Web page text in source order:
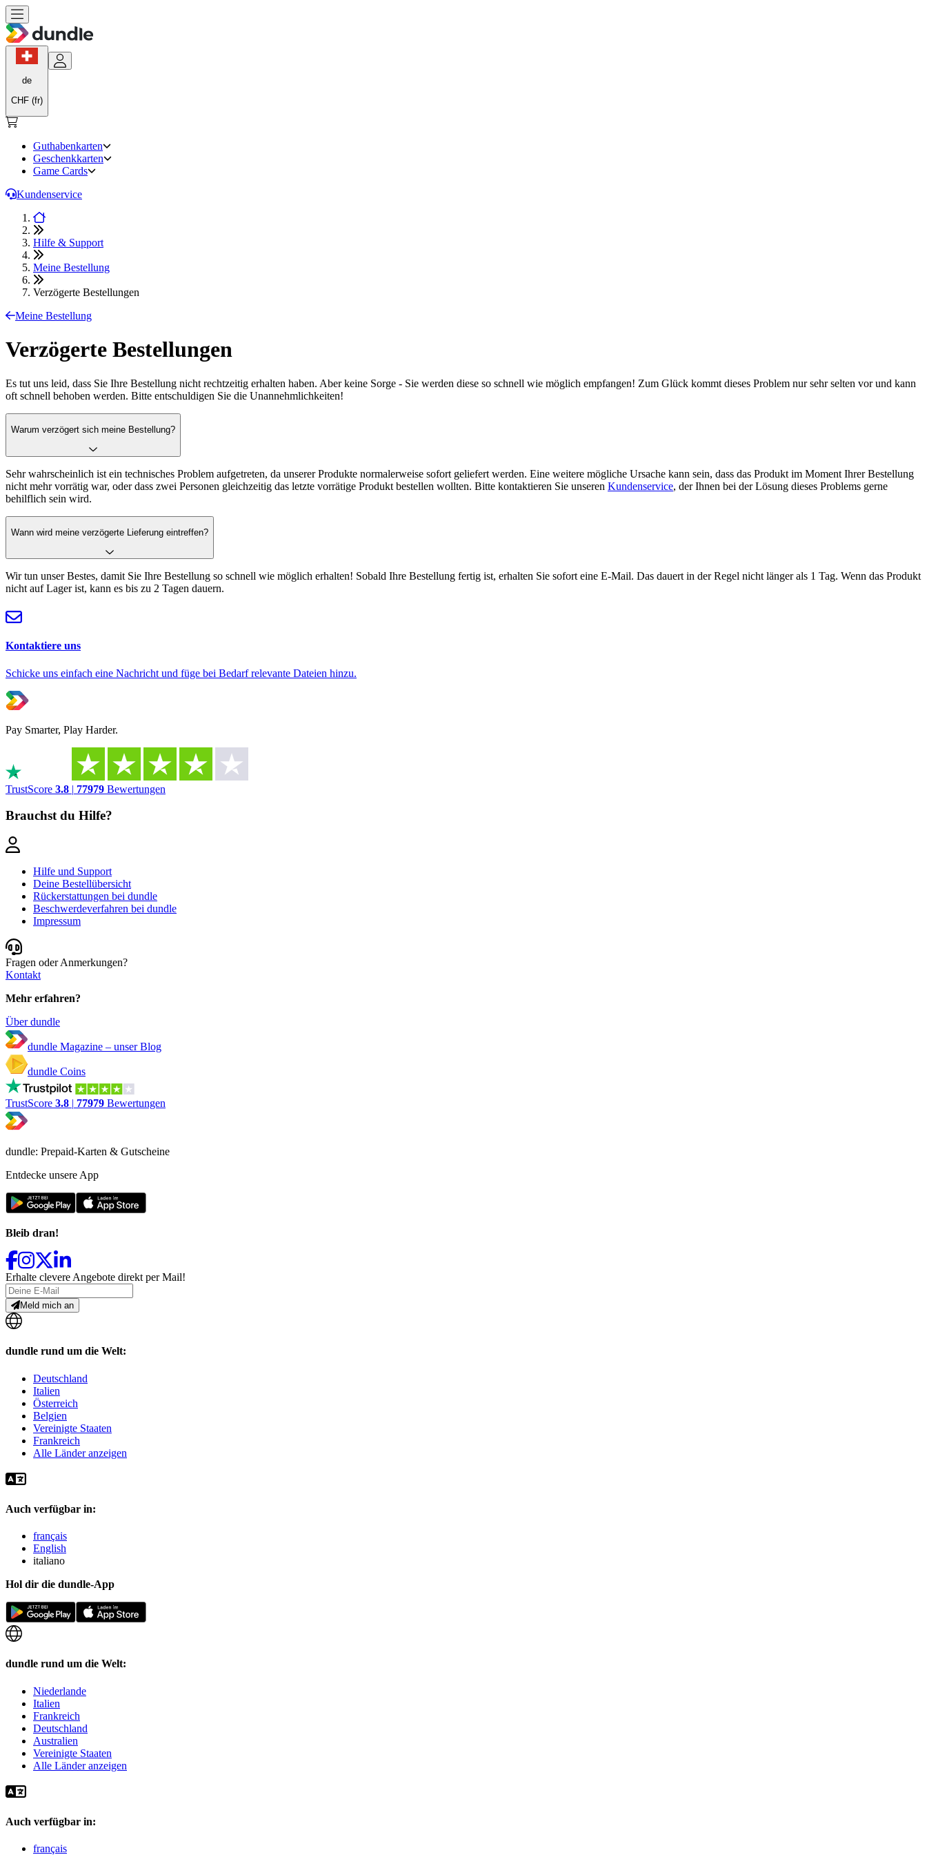
de
CHF (fr)
Guthabenkarten
Geschenkkarten
Game Cards
Kundenservice
Hilfe & Support
Meine Bestellung
Verzögerte Bestellungen
Meine Bestellung
Verzögerte Bestellungen
Es tut uns leid, dass Sie Ihre Bestellung nicht rechtzeitig erhalten haben. Aber keine Sorge - Sie werden diese so schnell wie möglich empfangen! Zum Glück kommt dieses Problem nur sehr selten vor und kann
oft schnell behoben werden. Bitte entschuldigen Sie die Unannehmlichkeiten!
Warum verzögert sich meine Bestellung?
Sehr wahrscheinlich ist ein technisches Problem aufgetreten, da unserer Produkte normalerweise sofort geliefert werden. Eine weitere mögliche Ursache kann sein, dass das Produkt im Moment Ihrer Bestellung
nicht mehr vorrätig war, oder dass zwei Personen gleichzeitig das letzte vorrätige Produkt bestellen wollten. Bitte kontaktieren Sie unseren Kundenservice, der Ihnen bei der Lösung dieses Problems gerne
behilflich sein wird.
Wann wird meine verzögerte Lieferung eintreffen?
Wir tun unser Bestes, damit Sie Ihre Bestellung so schnell wie möglich erhalten! Sobald Ihre Bestellung fertig ist, erhalten Sie sofort eine E-Mail. Das dauert in der Regel nicht länger als 1 Tag. Wenn das Produkt
nicht auf Lager ist, kann es bis zu 2 Tagen dauern.
Kontaktiere uns
Schicke uns einfach eine Nachricht und füge bei Bedarf relevante Dateien hinzu.
Pay Smarter, Play Harder.
TrustScore 3.8 | 77979 Bewertungen
Brauchst du Hilfe?
Hilfe und Support
Deine Bestellübersicht
Rückerstattungen bei dundle
Beschwerdeverfahren bei dundle
Impressum
Fragen oder Anmerkungen?
Kontakt
Mehr erfahren?
Über dundle
dundle Magazine – unser Blog
dundle Coins
TrustScore 3.8 | 77979 Bewertungen
dundle: Prepaid-Karten & Gutscheine
Entdecke unsere App
Bleib dran!
Erhalte clevere Angebote direkt per Mail!
Meld mich an
dundle rund um die Welt:
Deutschland
Italien
Österreich
Belgien
Vereinigte Staaten
Frankreich
Alle Länder anzeigen
Auch verfügbar in:
français
English
italiano
Hol dir die dundle-App
dundle rund um die Welt:
Niederlande
Italien
Frankreich
Deutschland
Australien
Vereinigte Staaten
Alle Länder anzeigen
Auch verfügbar in:
français